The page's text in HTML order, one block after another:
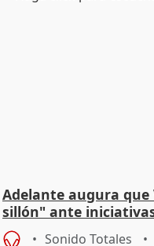
Adelante augura que
sillón" ante
Sonido Totales